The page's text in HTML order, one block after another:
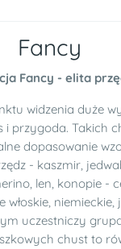
Fancy
Fancy - elita
widzenia duże
i przygoda. Takich
dopasowanie
- kaszmir,
len, konopie -
włoskie,
uczestniczy
chust to